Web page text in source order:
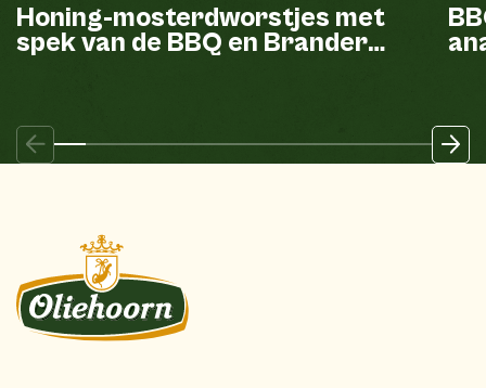
Honing-mosterdworstjes met
spek van de BBQ en Brander